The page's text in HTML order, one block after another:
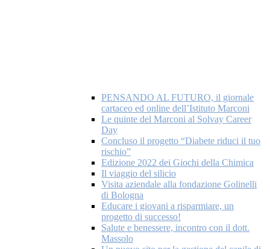
PENSANDO AL FUTURO, il giornale
cartaceo ed online dell’Istituto Marconi
Le quinte del Marconi al Solvay Career
Day
Concluso il progetto “Diabete riduci il tuo
rischio”
Edizione 2022 dei Giochi della Chimica
Il viaggio del silicio
Visita aziendale alla fondazione Golinelli
di Bologna
Educare i giovani a risparmiare, un
progetto di successo!
Salute e benessere, incontro con il dott.
Massolo